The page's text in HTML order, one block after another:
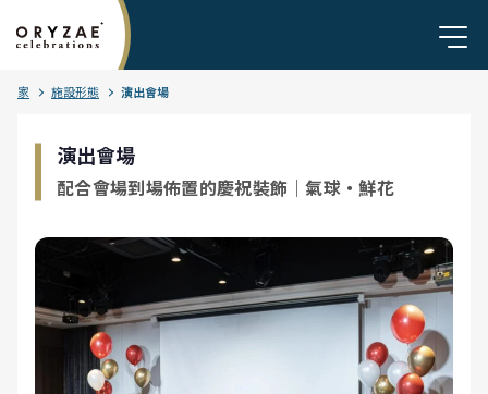
家 施設形態 演出會場
演出會場
配合會場到場佈置的慶祝裝飾｜氣球・鮮花